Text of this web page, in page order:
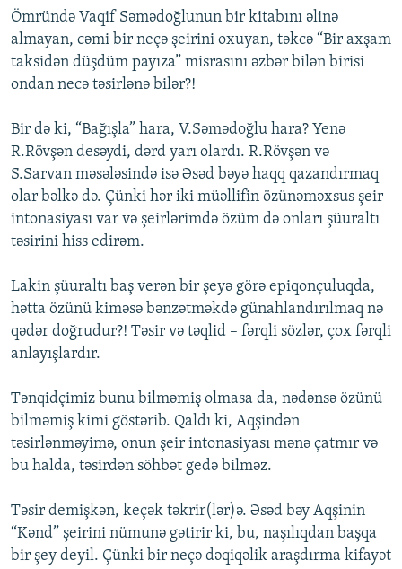
Ömründə Vaqif Səmədoğlunun bir kitabını əlinə
almayan, cəmi bir neçə şeirini oxuyan, təkcə “Bir axşam
taksidən düşdüm payıza” misrasını əzbər bilən birisi
ondan necə təsirlənə bilər?!
Bir də ki, “Bağışla” hara, V.Səmədoğlu hara? Yenə
R.Rövşən desəydi, dərd yarı olardı. R.Rövşən və
S.Sarvan məsələsində isə Əsəd bəyə haqq qazandırmaq
olar bəlkə də. Çünki hər iki müəllifin özünəməxsus şeir
intonasiyası var və şeirlərimdə özüm də onları şüuraltı
təsirini hiss edirəm.
Lakin şüuraltı baş verən bir şeyə görə epiqonçuluqda,
hətta özünü kiməsə bənzətməkdə günahlandırılmaq nə
qədər doğrudur?! Təsir və təqlid – fərqli sözlər, çox fərqli
anlayışlardır.
Tənqidçimiz bunu bilməmiş olmasa da, nədənsə özünü
bilməmiş kimi göstərib. Qaldı ki, Aqşindən
təsirlənməyimə, onun şeir intonasiyası mənə çatmır və
bu halda, təsirdən söhbət gedə bilməz.
Təsir demişkən, keçək təkrir(lər)ə. Əsəd bəy Aqşinin
“Kənd” şeirini nümunə gətirir ki, bu, naşılıqdan başqa
bir şey deyil. Çünki bir neçə dəqiqəlik araşdırma kifayət